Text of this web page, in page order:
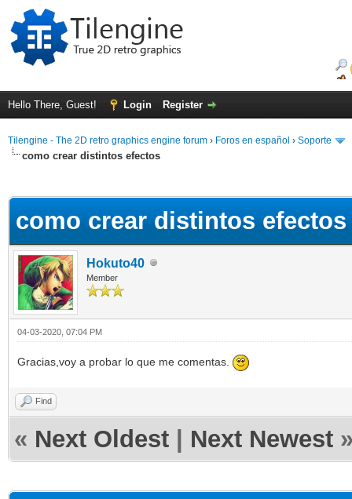
Hello There, Guest! Login Register
Tilengine - The 2D retro graphics engine forum › Foros en español › Soporte
como crear distintos efectos
como crear distintos efectos
Hokuto40
Member
04-03-2020, 07:04 PM
Gracias,voy a probar lo que me comentas.
Find
« Next Oldest Next Newest